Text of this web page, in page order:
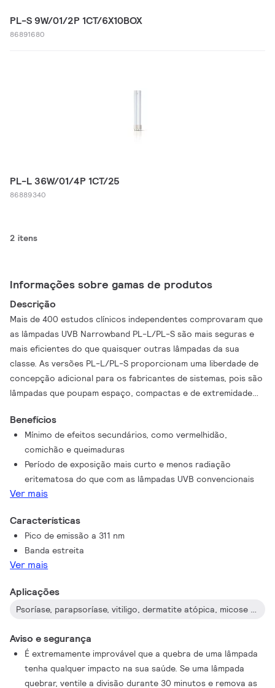
PL-S 9W/01/2P 1CT/6X10BOX
86891680
PL-L 36W/01/4P 1CT/25
86889340
2 itens
Informações sobre gamas de produtos
Descrição
Mais de 400 estudos clínicos independentes comprovaram que
as lâmpadas UVB Narrowband PL-L/PL-S são mais seguras e
mais eficientes do que quaisquer outras lâmpadas da sua
classe. As versões PL-L/PL-S proporcionam uma liberdade de
concepção adicional para os fabricantes de sistemas, pois são
lâmpadas que poupam espaço, compactas e de extremidade
utilizam os mesmos casquilhos de lâmpada que as lâmpadas de
iluminação geral e, como tal, os mesmos balastros universais. A
eficácia do tratamento líder na sua classe é um resultado do
seu muito estreito comprimento de onda: entre 305 e 315 nm
com um pico a 311 nm. Este é o comprimento de onda mais
eficaz para o tratamento da psoríase e é, como tal, muito mais
mais reduzidos e isto, por seu lado, leva a uma redução dos
efeitos secundários, como a vermelhidão e a comichão na pele.
Estas características tornam-nas ideais para tratamentos de
fototerapia em doenças como psoríase, parapsoríase, vitiligo,
dose global desta radiação de banda estreita pode ser
controlada de forma apertada, estas lâmpadas são adequadas
Benefícios
Mínimo de efeitos secundários, como vermelhidão,
comichão e queimaduras
Período de exposição mais curto e menos radiação
eritematosa do que com as lâmpadas UVB convencionais
Ver mais
Características
Pico de emissão a 311 nm
Banda estreita
Ver mais
Aplicações
Psoríase, parapsoríase, vitiligo, dermatite atópica, micose fúngica, outras doenças de pele
Aviso e segurança
É extremamente improvável que a quebra de uma lâmpada
tenha qualquer impacto na sua saúde. Se uma lâmpada
quebrar, ventile a divisão durante 30 minutos e remova as